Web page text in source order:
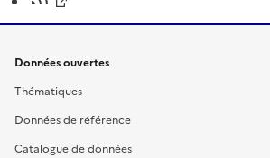
Données ouvertes
Thématiques
Données de référence
Catalogue de données